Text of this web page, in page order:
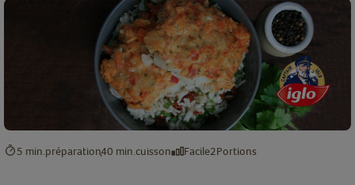
5 min. préparation40 min. cuisson Facile2Portions